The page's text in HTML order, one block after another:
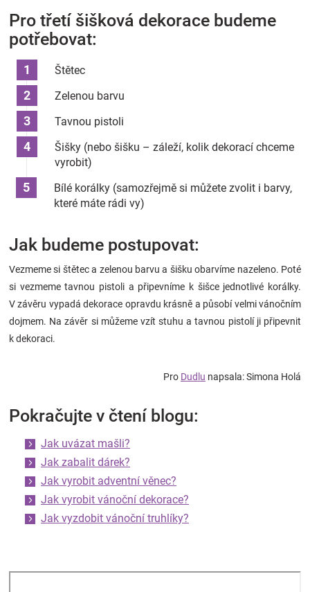
Pro třetí šišková dekorace budeme
potřebovat:
Štětec
Zelenou barvu
Tavnou pistoli
Šišky (nebo šišku – záleží, kolik dekorací chceme
vyrobit)
Bílé korálky (samozřejmě si můžete zvolit i barvy,
které máte rádi vy)
Jak budeme postupovat:
Vezmeme si štětec a zelenou barvu a šišku obarvíme nazeleno. Poté
si vezmeme tavnou pistoli a připevníme k šišce jednotlivé korálky.
V závěru vypadá dekorace opravdu krásně a působí velmi vánočním
dojmem. Na závěr si můžeme vzít stuhu a tavnou pistolí ji připevnit
k dekoraci.
Pro Dudlu napsala: Simona Holá
Pokračujte v čtení blogu:
Jak uvázat mašli?
Jak zabalit dárek?
Jak vyrobit adventní věnec?
Jak vyrobit vánoční dekorace?
Jak vyzdobit vánoční truhlíky?